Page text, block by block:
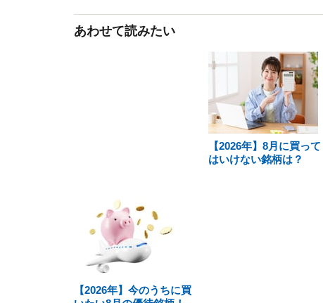
あわせて読みたい
【2026年】8月に買って
はいけない銘柄は？
【2026年】今のうちに買